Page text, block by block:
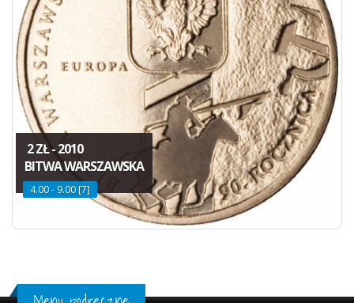
2 ZŁ - 2010
BITWA WARSZAWSKA
4.00 - 9.00 [7]